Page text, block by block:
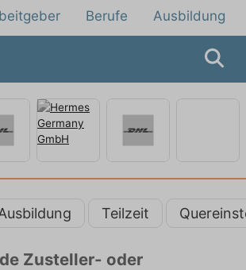
Berufe Ausbildung
Teilzeit
Zusteller- oder